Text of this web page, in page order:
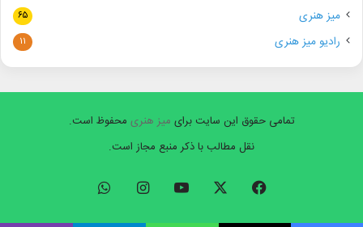
میز هنری ۶۵
رادیو میز هنری ۱۱
تمامی حقوق این سایت برای میز هنری محفوظ است.
نقل مطالب با ذکر منبع مجاز است.
فیسبوک ایکس یوتیوب اینستاگرام